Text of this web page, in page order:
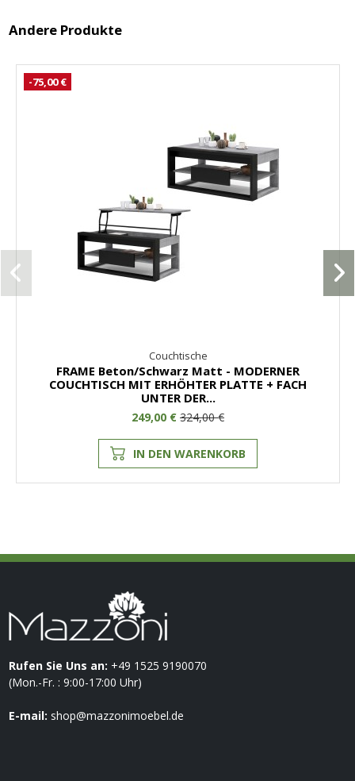
Andere Produkte
-75,00 €
Couchtische
FRAME Beton/Schwarz Matt - MODERNER
COUCHTISCH MIT ERHÖHTER PLATTE + FACH
UNTER DER...
249,00 € 324,00 €
IN DEN WARENKORB
Rufen Sie Uns an: +49 1525 9190070
(Mon.-Fr. : 9:00-17:00 Uhr)
E-mail: shop@mazzonimoebel.de